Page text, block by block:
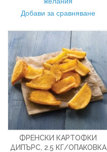
Добави за сравняване
ФРЕНСКИ КАРТОФКИ
ДИПЪРС, 2.5 КГ/ОПАКОВКА